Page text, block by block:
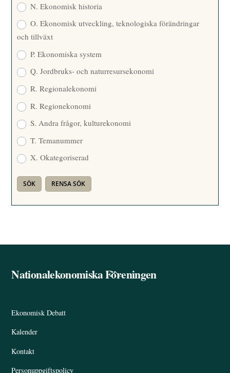
N. Ekonomisk historia
O. Ekonomisk utveckling, teknologiska förändringar
och tillväxt
P. Ekonomiska system
Q. Jordbruks- och naturresursekonomi
R. Regionalekonomi
R. Regionekonomi
S. Andra frågor, kulturekonomi
T. Temanummer
X. Okategoriserad
Back
Nationalekonomiska Föreningen
Ekonomisk Debatt
Kalender
Kontakt
Personuppgiftspolicy